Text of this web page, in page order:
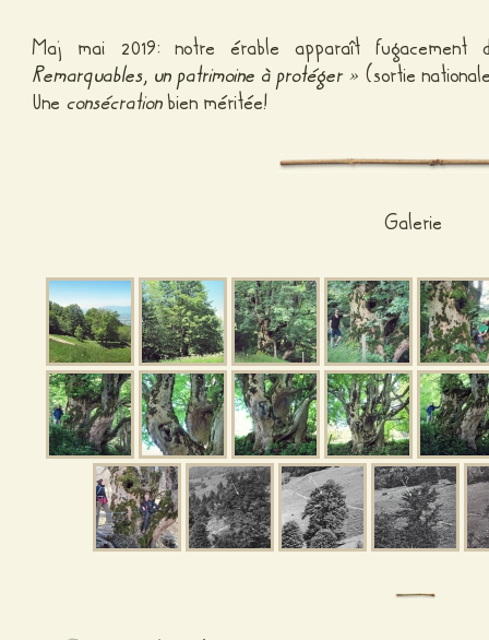
Maj mai 2019: notre érable apparaît fugacement
Remarquables, un patrimoine à protéger » (sortie
Une consécrationbien méritée!
Galerie